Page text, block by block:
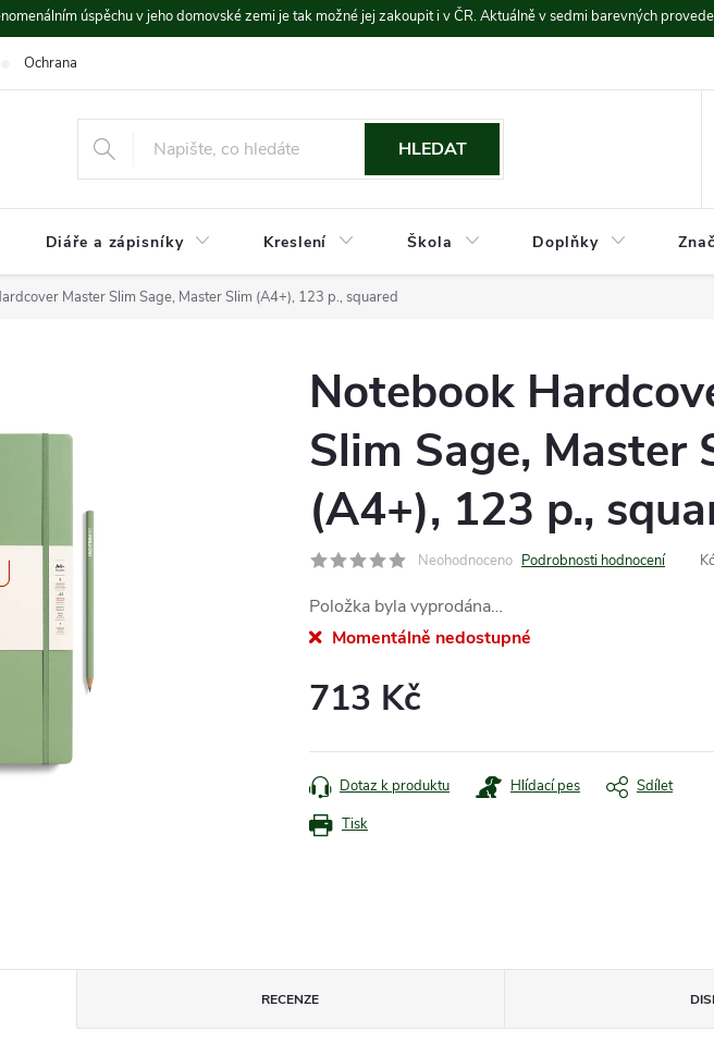
úspěchu v jeho domovské zemi je tak možné jej zakoupit i v ČR. Aktuálně v sedmi barevných
Ochrana údajů
HLEDAT
Diáře a zápisníky Kreslení Škola Doplňky
Master Slim Sage, Master Slim (A4+), 123 p., squared
Notebook
Slim Sage, Master
(A4+), 123 p.,
Neohodnoceno Podrobnosti hodnocení
Položka byla vyprodána…
Momentálně nedostupné
713 Kč
cena:
Tisk
Dotaz k produktu Hlídací pes Sdílet
RECENZE